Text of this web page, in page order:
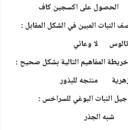
على اكسجين كاف
لا وعائي
منتجه للبذور
شبه الجذر